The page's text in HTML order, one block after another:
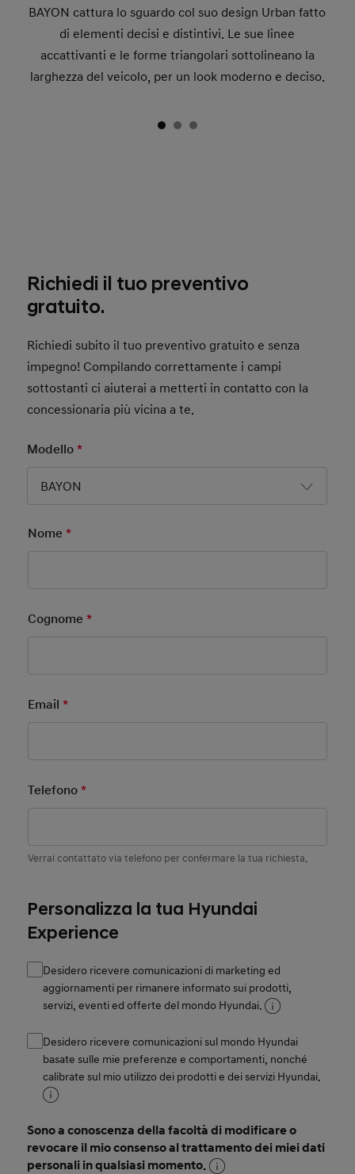
BAYON cattura lo sguardo col suo design Urban fatto
di elementi decisi e distintivi. Le sue linee
accattivanti e le forme triangolari sottolineano la
larghezza del veicolo, per un look moderno e deciso.
Richiedi il tuo preventivo
gratuito.
Richiedi subito il tuo preventivo gratuito e senza
impegno! Compilando correttamente i campi
sottostanti ci aiuterai a metterti in contatto con la
concessionaria più vicina a te.
Modello*
BAYON
Nome *Mandatory Field
Cognome *Mandatory Field
Email *Mandatory Field
Telefono *Mandatory Field
Verrai contattato via telefono per confermare la tua richiesta.
Personalizza la tua Hyundai
Experience
Desidero ricevere comunicazioni di marketing ed
aggiornamenti per rimanere informato sui prodotti,
servizi, eventi ed offerte del mondo Hyundai.
Desidero ricevere comunicazioni sul mondo Hyundai
basate sulle mie preferenze e comportamenti, nonché
calibrate sul mio utilizzo dei prodotti e dei servizi Hyundai.
Sono a conoscenza della facoltà di modificare o
revocare il mio consenso al trattamento dei miei dati
personali in qualsiasi momento.